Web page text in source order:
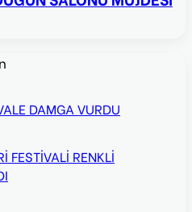
DAMGA VURDU
FESTİVALİ RENKLİ